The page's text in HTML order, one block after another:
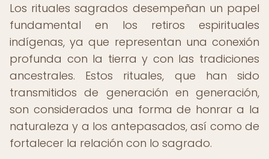
Los rituales sagrados desempeñan un papel
fundamental en los retiros espirituales
indígenas, ya que representan una conexión
profunda con la tierra y con las tradiciones
ancestrales. Estos rituales, que han sido
transmitidos de generación en generación,
son considerados una forma de honrar a la
naturaleza y a los antepasados, así como de
fortalecer la relación con lo sagrado.